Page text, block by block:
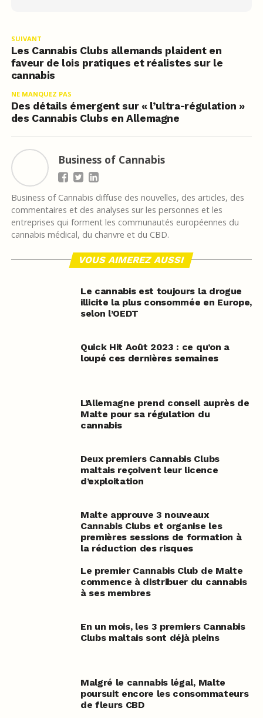
SUIVANT
Les Cannabis Clubs allemands plaident en
faveur de lois pratiques et réalistes sur le
cannabis
NE MANQUEZ PAS
Des détails émergent sur « l’ultra-régulation »
des Cannabis Clubs en Allemagne
Business of Cannabis
Business of Cannabis diffuse des nouvelles, des articles, des
commentaires et des analyses sur les personnes et les
entreprises qui forment les communautés européennes du
cannabis médical, du chanvre et du CBD.
VOUS AIMEREZ AUSSI
Le cannabis est toujours la drogue
illicite la plus consommée en Europe,
selon l’OEDT
Quick Hit Août 2023 : ce qu’on a
loupé ces dernières semaines
L’Allemagne prend conseil auprès de
Malte pour sa régulation du
cannabis
Deux premiers Cannabis Clubs
maltais reçoivent leur licence
d’exploitation
Malte approuve 3 nouveaux
Cannabis Clubs et organise les
premières sessions de formation à
la réduction des risques
Le premier Cannabis Club de Malte
commence à distribuer du cannabis
à ses membres
En un mois, les 3 premiers Cannabis
Clubs maltais sont déjà pleins
Malgré le cannabis légal, Malte
poursuit encore les consommateurs
de fleurs CBD